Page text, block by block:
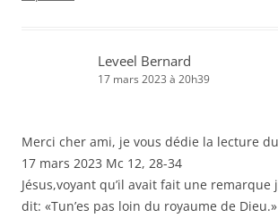
Leveel Bernard
17 mars 2023 à 20h39
Merci cher ami, je vous dédie la lecture
17 mars 2023 Mc 12, 28-34
Jésus,voyant qu’il avait fait une
dit: «Tun’es pas loin du royaume de